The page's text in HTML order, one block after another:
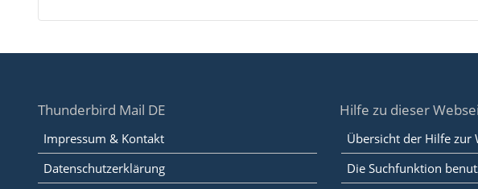
Thunderbird Mail DE
Impressum & Kontakt
Datenschutzerklärung
Hilfe zu dieser
Übersicht der Hilfe zur
Die Suchfunktion